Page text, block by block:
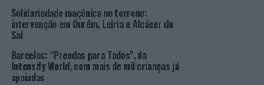
valor das inscrições (2 euros por pessoa) reverte para a
Liga dos Amigos do Hospital de Viana do Castelo. A
caminhada será um percurso de 5 km, em plano, num
convite às famílias e à solidariedade.
Com organização da
Atlético Clube e apoio da
Solidariedade maçónica no terreno:
intervenção em Ourém, Leiria e Alcácer do
Sal
Barcelos: “Prendas para Todos”, da
Intensify World, com mais de mil crianças já
apoiadas